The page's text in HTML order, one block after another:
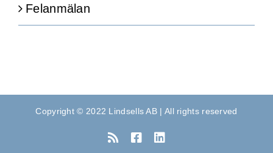
Felanmälan
Copyright © 2022 Lindsells AB | All rights reserved
Rss FacebookLinkedIn